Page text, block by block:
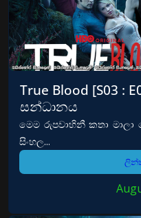
True Blood [S03 :
සන්ධානය
මෙම රුපවාහිනී කතා
සිංහල...